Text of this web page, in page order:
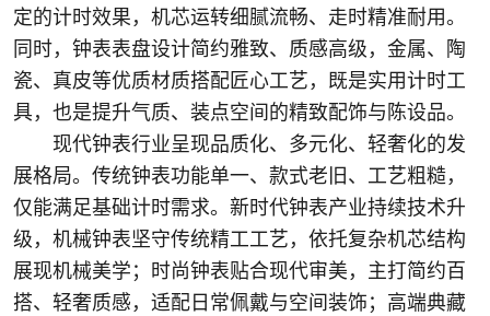
定的计时效果，机芯运转细腻流畅、走时精准耐用。
同时，钟表表盘设计简约雅致、质感高级，金属、陶
瓷、真皮等优质材质搭配匠心工艺，既是实用计时工
具，也是提升气质、装点空间的精致配饰与陈设品。
现代钟表行业呈现品质化、多元化、轻奢化的发
展格局。传统钟表功能单一、款式老旧、工艺粗糙，
仅能满足基础计时需求。新时代钟表产业持续技术升
级，机械钟表坚守传统精工工艺，依托复杂机芯结构
展现机械美学；时尚钟表贴合现代审美，主打简约百
搭、轻奢质感，适配日常佩戴与空间装饰；高端典藏